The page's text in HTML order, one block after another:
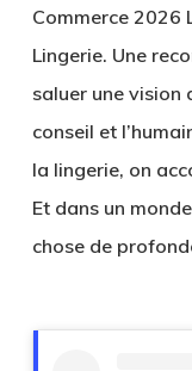
Commerce 2026
Lingerie. Une
saluer une vision
conseil et
la lingerie, on
Et dans un
chose de